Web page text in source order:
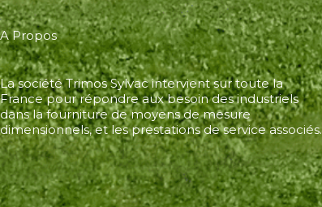
A Propos
La société Trimos Sylvac intervient sur toute la
France pour répondre aux besoin des industriels
dans la fourniture de moyens de mesure
dimensionnels, et les prestations de service associés.